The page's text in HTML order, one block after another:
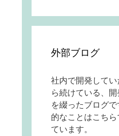
外部ブログ
社内で開発して
ら続けている、
を綴ったブログ
的なことはこちら
ています。